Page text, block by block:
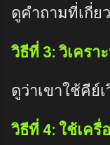
ดูคำถามที่เกี่ย
วิธีที่ 3: วิเครา
ดูว่าเขาใช้คีย์
วิธีที่ 4: ใช้เครื่